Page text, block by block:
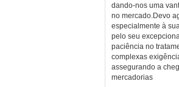
dando-nos uma
no mercado.Devo
especialmente à
pelo seu
paciência no
complexas
assegurando a
mercadorias